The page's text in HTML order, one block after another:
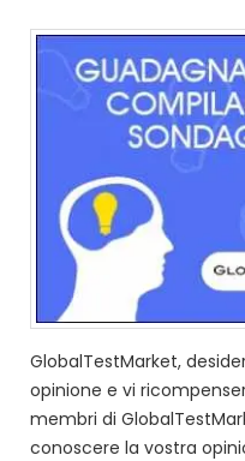
GlobalTestMarket,
opinione e vi
membri di
conoscere la vostra